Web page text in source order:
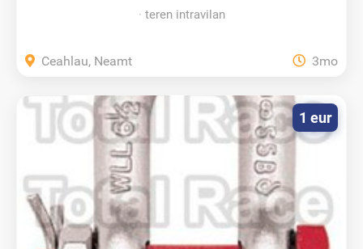
teren intravilan
Ceahlau, Neamt 3mo
1 eur